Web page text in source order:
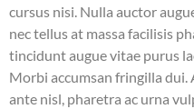
cursus nisi. Nulla auctor
nec tellus at massa facilisis
tincidunt augue vitae purus
Morbi accumsan fringilla dui.
ante nisl, pharetra ac urna